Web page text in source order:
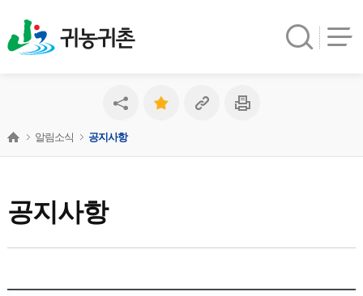
귀농귀촌
공지사항
알림소식 공지사항